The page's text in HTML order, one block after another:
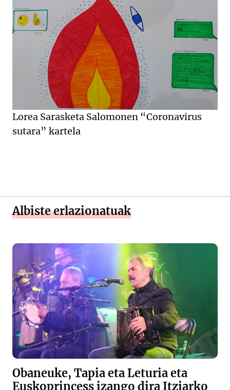
Lorea Sarasketa Salomonen “Coronavirus
sutara” kartela
Albiste erlazionatuak
Obaneuke, Tapia eta Leturia eta
Euskoprincess izango dira Itziarko